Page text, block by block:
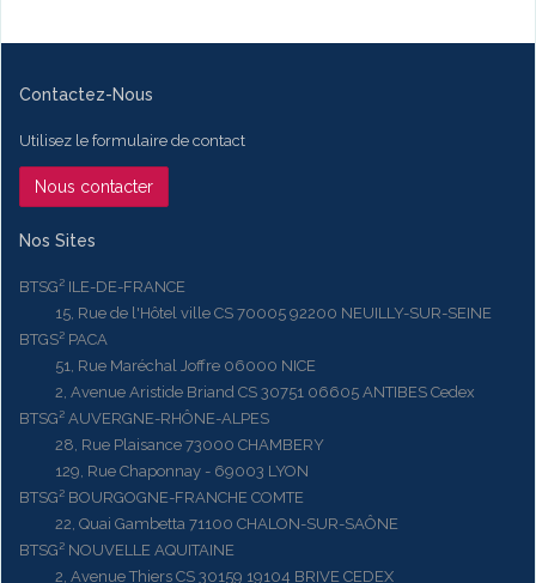
Contactez-Nous
Utilisez le formulaire de contact
Nous contacter
Nos Sites
BTSG² ILE-DE-FRANCE
15, Rue de l'Hôtel ville CS 70005 92200 NEUILLY-SUR-SEINE
BTGS² PACA
51, Rue Maréchal Joffre 06000 NICE
2, Avenue Aristide Briand CS 30751 06605 ANTIBES Cedex
BTSG² AUVERGNE-RHÔNE-ALPES
28, Rue Plaisance 73000 CHAMBERY
129, Rue Chaponnay - 69003 LYON
BTSG² BOURGOGNE-FRANCHE COMTE
22, Quai Gambetta 71100 CHALON-SUR-SAÔNE
BTSG² NOUVELLE AQUITAINE
2, Avenue Thiers CS 30159 19104 BRIVE CEDEX